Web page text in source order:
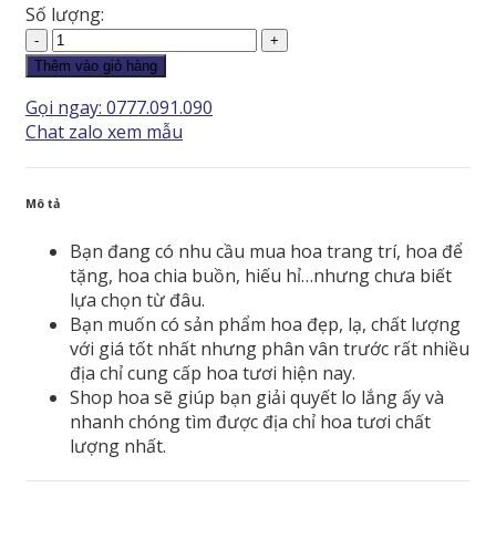
Số lượng:
Hoa
Chia
-
HCB057
Thêm vào giỏ hàng
Gọi ngay: 0777.091.090
Chat zalo xem mẫu
Mô tả
Bạn đang có nhu cầu mua hoa trang trí, hoa để
tặng, hoa chia buồn, hiếu hỉ…nhưng chưa biết
lựa chọn từ đâu.
Bạn muốn có sản phẩm hoa đẹp, lạ, chất lượng
với giá tốt nhất nhưng phân vân trước rất nhiều
địa chỉ cung cấp hoa tươi hiện nay.
Shop hoa sẽ giúp bạn giải quyết lo lắng ấy và
nhanh chóng tìm được địa chỉ hoa tươi chất
lượng nhất.